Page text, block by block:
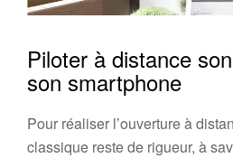
Piloter à distance
son smartphone
Pour réaliser l’ouverture à
classique reste de rigueur, à